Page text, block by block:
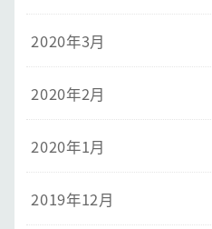
2020年3月
2020年2月
2020年1月
2019年12月